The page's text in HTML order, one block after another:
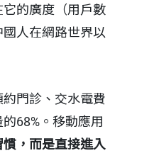
它的廣度（用戶數
人在網路世界以
門診、交水電費
68%。移動應用
，而是直接進入